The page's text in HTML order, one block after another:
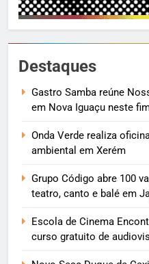
Destaques
Gastro Samba reúne
em Nova Iguaçu neste
Onda Verde realiza
ambiental em Xerém
Grupo Código abre 100
teatro, canto e balé em
Escola de Cinema
curso gratuito de